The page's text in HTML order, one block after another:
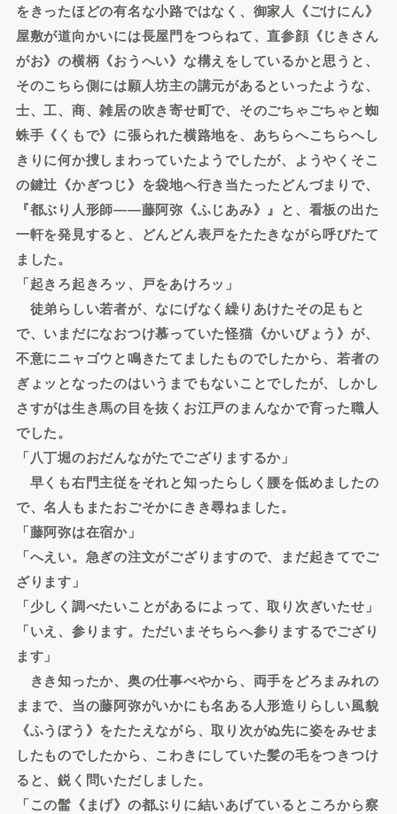
をきったほどの有名な小路ではなく、御家人《ごけにん》
屋敷が道向かいには長屋門をつらねて、直参顔《じきさん
がお》の横柄《おうへい》な構えをしているかと思うと、
そのこちら側には願人坊主の講元があるといったような、
士、工、商、雑居の吹き寄せ町で、そのごちゃごちゃと蜘
蛛手《くもで》に張られた横路地を、あちらへこちらへし
きりに何か捜しまわっていたようでしたが、ようやくそこ
の鍵辻《かぎつじ》を袋地へ行き当たったどんづまりで、
『都ぶり人形師――藤阿弥《ふじあみ》』と、看板の出た
一軒を発見すると、どんどん表戸をたたきながら呼びたて
ました。
「起きろ起きろッ、戸をあけろッ」
徒弟らしい若者が、なにげなく繰りあけたその足もと
で、いまだになおつけ慕っていた怪猫《かいびょう》が、
不意にニャゴウと鳴きたてましたものでしたから、若者の
ぎょッとなったのはいうまでもないことでしたが、しかし
さすがは生き馬の目を抜くお江戸のまんなかで育った職人
でした。
「八丁堀のおだんながたでござりまするか」
早くも右門主従をそれと知ったらしく腰を低めましたの
で、名人もまたおごそかにきき尋ねました。
「藤阿弥は在宿か」
「へえい。急ぎの注文がござりますので、まだ起きてでご
ざります」
「少しく調べたいことがあるによって、取り次ぎいたせ」
「いえ、参ります。ただいまそちらへ参りまするでござり
ます」
きき知ったか、奥の仕事べやから、両手をどろまみれの
ままで、当の藤阿弥がいかにも名ある人形造りらしい風貌
《ふうぼう》をたたえながら、取り次がぬ先に姿をみせま
したものでしたから、こわきにしていた髪の毛をつきつけ
ると、鋭く問いただしました。
「この髷《まげ》の都ぶりに結いあげているところから察